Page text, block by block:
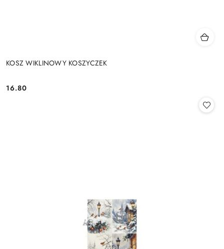
KOSZ WIKLINOWY KOSZYCZEK
Cena:
16.80